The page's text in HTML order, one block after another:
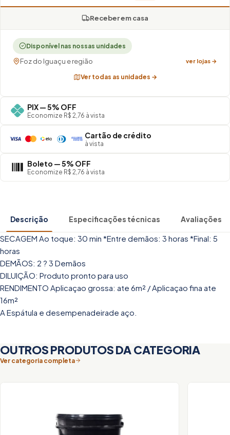
Receber em casa
Disponível nas nossas unidades
Foz do Iguaçu e região ver lojas →
Ver todas as unidades →
PIX — 5% OFF
Economize R$ 2,76 à vista
Cartão de crédito
à vista
Boleto — 5% OFF
Economize R$ 2,76 à vista
Descrição Especificações técnicas Avaliações
SECAGEM Ao toque: 30 min *Entre demãos: 3 horas *Final: 5
horas
DEMÃOS: 2 ? 3 Demãos
DILUIÇÃO: Produto pronto para uso
RENDIMENTO Aplicaçao grossa: ate 6m² / Aplicaçao fina ate
16m²
A Espátula e desempenadeirade aço.
OUTROS PRODUTOS DA CATEGORIA
Ver categoria completa